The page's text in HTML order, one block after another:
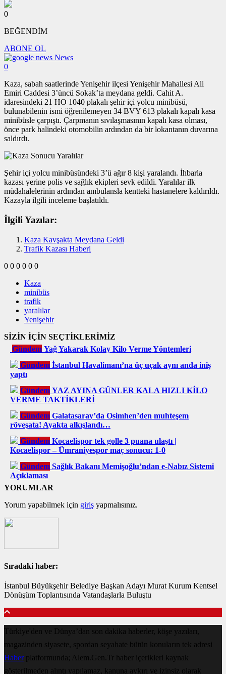
0
BEĞENDİM
ABONE OL
News
0
Kaza, sabah saatlerinde Yenişehir ilçesi Yenişehir Mahallesi Ali
Emiri Caddesi 3’üncü Sokak’ta meydana geldi. Cahit A.
idaresindeki 21 HO 1040 plakalı şehir içi yolcu minibüsü,
bulunabilenin ismi öğrenilemeyen 34 BVY 613 plakalı kapalı kasa
minibüsle çarpıştı. Çarpmanın sıvılaşmasının kapalı kasa olması,
önce park halindeki otomobilin ardından da bir lokantanın duvarına
saldırdı.
Şehir içi yolcu minibüsündeki 3’ü ağır 8 kişi yaralandı. İhbarla
kazası yerine polis ve sağlık ekipleri sevk edildi. Yaralılar ilk
müdahalelerinin ardından ambulansla kentteki hastanelere kaldırıldı.
Kazayla ilgili inceleme başlatıldı.
İlgili Yazılar:
Kaza Kavşakta Meydana Geldi
Trafik Kazası Haberi
0 0 0 0 0 0
Kaza
minibüs
trafik
yaralılar
Yenişehir
SİZİN İÇİN SEÇTİKLERİMİZ
Gündem Yağ Yakarak Kolay Kilo Verme Yöntemleri
Gündem İstanbul Havalimanı’na üç uçak aynı anda iniş
yaptı
Gündem YAZ AYINA GÜNLER KALA HIZLI KİLO
VERME TAKTİKLERİ
Gündem Galatasaray’da Osimhen’den muhteşem
röveşata! Ayakta alkışlandı…
Gündem Kocaelispor tek golle 3 puana ulaştı |
Kocaelispor – Ümraniyespor maç sonucu: 1-0
Gündem Sağlık Bakanı Memişoğlu’ndan e-Nabız Sistemi
Açıklaması
YORUMLAR
Yorum yapabilmek için giriş yapmalısınız.
Sıradaki haber:
İstanbul Büyükşehir Belediye Başkan Adayı Murat Kurum Kentsel
Dönüşüm Toplantısında Vatandaşlarla Buluştu
Türkiye'den ve Dünya’dan son dakika haberler, köşe yazıları,
magazinden siyasete, spordan seyahate bütün konuların tek adresi
Haberplatformunda; Alem.Gen.Tr haber içerikleri kaynak
gösterilmeden alıntı yapılamaz, kanuna aykırı ve izinsiz olarak